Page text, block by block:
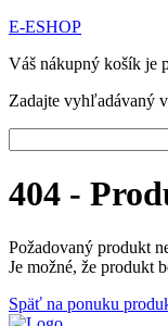
E-ESHOP
Váš nákupný košík je
Zadajte vyhľadávaný
404 -
Požadovaný produkt
Je možné, že produkt
Späť na ponuku